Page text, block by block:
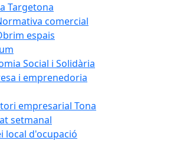
Targetona
comercial
espais
Social i Solidària
i emprenedoria
empresarial Tona
setmanal
local d'ocupació